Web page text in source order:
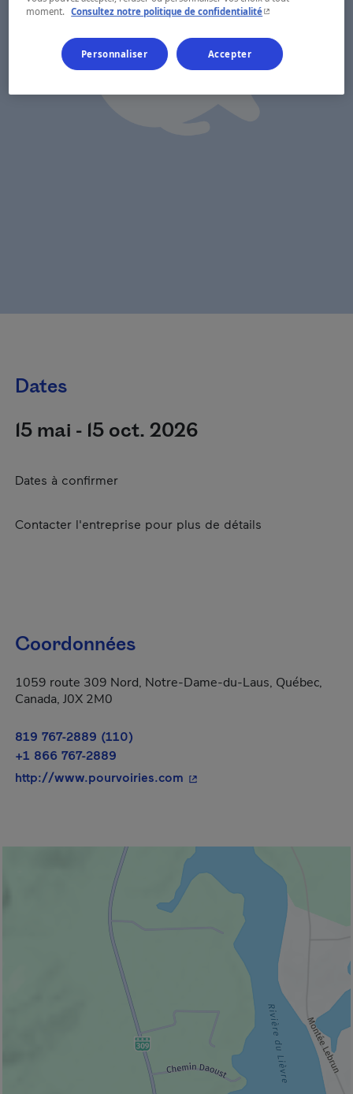
Dates
15 mai - 15 oct. 2026
Dates à confirmer
Contacter l'entreprise pour plus de détails
Coordonnées
1059 route 309 Nord, Notre-Dame-du-Laus, Québec,
Canada, J0X 2M0
819 767-2889 (110)
+1 866 767-2889
http://www.pourvoiries.com - Cet hyperlien s'ouvrira
moment.
Consultez notre politique de confidentialité- Cet hyperlien
Personnaliser Accepter